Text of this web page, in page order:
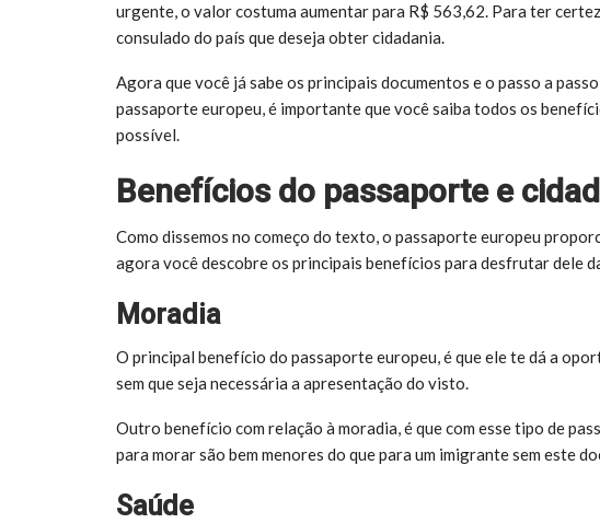
urgente, o valor costuma aumentar para R$ 563,62. Para ter
consulado do país que deseja obter cidadania.
Agora que você já sabe os principais documentos e o passo a
passaporte europeu, é importante que você saiba todos os
possível.
Benefícios do passaporte e
Como dissemos no começo do texto, o passaporte europeu
agora você descobre os principais benefícios para desfrutar dele
Moradia
O principal benefício do passaporte europeu, é que ele te dá a
sem que seja necessária a apresentação do visto.
Outro benefício com relação à moradia, é que com esse tipo de
para morar são bem menores do que para um imigrante sem este
Saúde